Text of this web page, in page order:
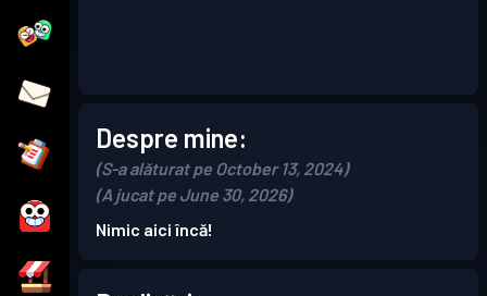
Despre mine:
(S-a alăturat pe October 13, 2024)
(A jucat pe June 30, 2026)
Nimic aici încă!